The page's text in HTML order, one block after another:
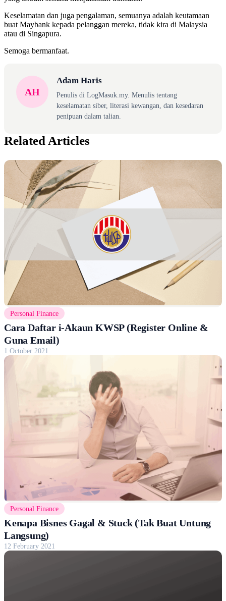
Keselamatan dan juga pengalaman, semuanya adalah keutamaan
buat Maybank kepada pelanggan mereka, tidak kira di Malaysia
atau di Singapura.
Semoga bermanfaat.
AH
Adam Haris
Penulis di LogMasuk.my. Menulis tentang
keselamatan siber, literasi kewangan, dan kesedaran
penipuan dalam talian.
Related Articles
Personal Finance
Cara Daftar i-Akaun KWSP (Register Online &
Guna Email)
1 October 2021
Personal Finance
Kenapa Bisnes Gagal & Stuck (Tak Buat Untung
Langsung)
12 February 2021